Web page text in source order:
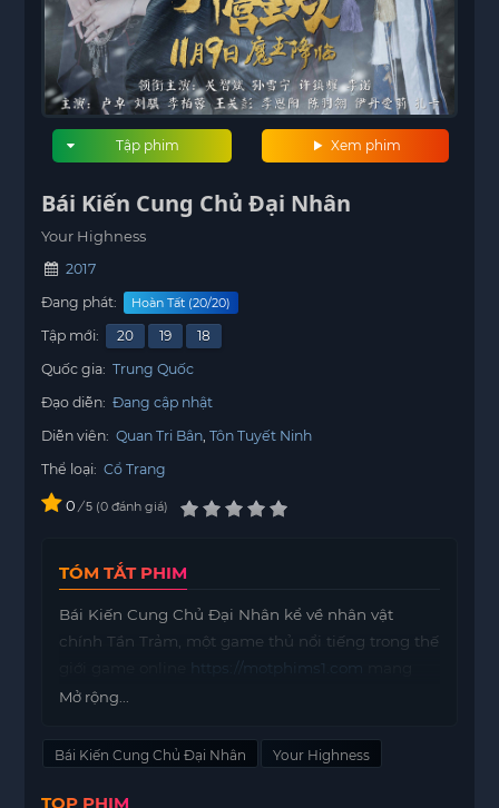
Xem phim
Tập phim
Bái Kiến Cung Chủ Đại Nhân
Your Highness
2017
Đang phát:
Hoàn Tất (20/20)
Tập mới: 20 19
18
Quốc gia: Trung Quốc
Đạo diễn: Đang cập nhật
Diễn viên: Quan Tri Bân Tôn Tuyết Ninh
Thể loại: Cổ Trang
0 / 5 0 đánh giá
TÓM TẮT PHIM
Bái Kiến Cung Chủ Đại Nhân kể về nhân vật
chính Tần Trảm, một game thủ nổi tiếng trong thế
https://motphims1.com
tên “Tân thiên long bát bộ”. Sau mười năm gắn bó
mà mình đã từng trải nghiệm. Trong thế giới này,
công xuất sắc và trở thành một nhân vật mạnh
Mở rộng...
Bái Kiến Cung Chủ Đại Nhân Your Highness
TOP PHIM